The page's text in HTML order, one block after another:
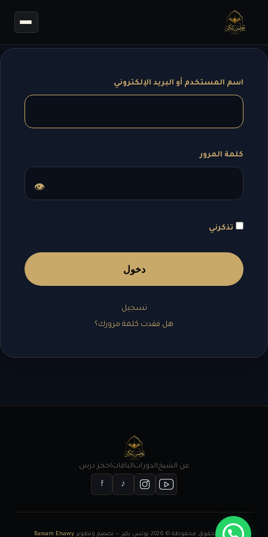
اسم المستخدم أو البريد الإلكتروني
كلمة المرور
👁
تذكرني
دخول
تسجيل
هل فقدت كلمة مرورك؟
عن الشيخالدوراتالباقاتاحجز درس
♪
f
جميع الحقوق محفوظة © 2026 يونس بكير — تصميم وتطوير Bassam Elsawy